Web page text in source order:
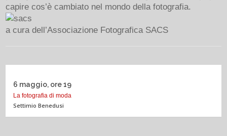
capire cos’è cambiato nel mondo della fotografia.
a cura dell’Associazione Fotografica SACS
6 maggio, ore 19
La fotografia di moda
Settimio Benedusi